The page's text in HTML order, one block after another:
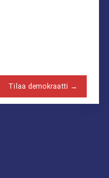
Tilaa demokraatti →